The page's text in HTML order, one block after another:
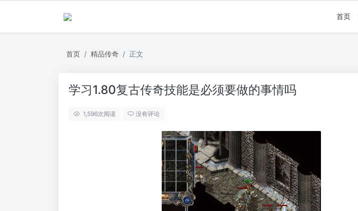
首页
首页 精品传奇 正文
学习1.80复古传奇技能是必须要做的事情吗
1,596次阅读 没有评论